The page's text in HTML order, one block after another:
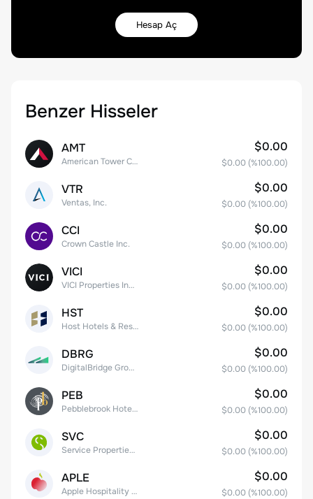
Hesap Aç
Benzer Hisseler
AMT
American Tower Corporation
$0.00
$0.00 (%100.00)
VTR
Ventas, Inc.
$0.00
$0.00 (%100.00)
CCI
Crown Castle Inc.
$0.00
$0.00 (%100.00)
VICI
VICI Properties Inc. Common Stock
$0.00
$0.00 (%100.00)
HST
Host Hotels & Resorts, Inc.
$0.00
$0.00 (%100.00)
DBRG
DigitalBridge Group, Inc.
$0.00
$0.00 (%100.00)
PEB
Pebblebrook Hotel Trust
$0.00
$0.00 (%100.00)
SVC
Service Properties Trust Common Stock
$0.00
$0.00 (%100.00)
APLE
Apple Hospitality REIT, Inc.
$0.00
$0.00 (%100.00)